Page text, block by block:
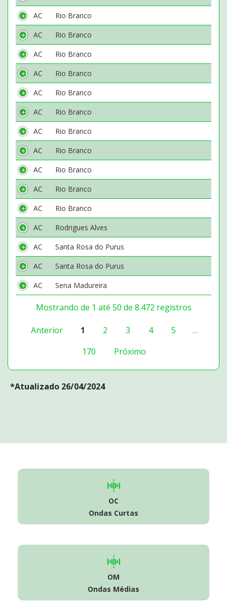
AC
Rio Branco
AC
Rio Branco
AC
Rio Branco
AC
Rio Branco
AC
Rio Branco
AC
Rio Branco
AC
Rio Branco
AC
Rio Branco
AC
Rio Branco
AC
Rio Branco
AC
Rio Branco
AC
Rodrigues Alves
AC
Santa Rosa do Purus
AC
Santa Rosa do Purus
AC
Sena Madureira
Mostrando de 1 até 50 de 8.472 registros
Anterior 1 2 3 4 5
…
170
Próximo
*Atualizado 26/04/2024
OC
Ondas Curtas
OM
Ondas Médias